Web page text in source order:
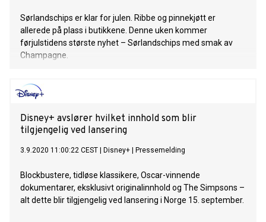
Sørlandschips er klar for julen. Ribbe og pinnekjøtt er
allerede på plass i butikkene. Denne uken kommer
førjulstidens største nyhet – Sørlandschips med smak av
Champagne.
Disney+ avslører hvilket innhold som blir
tilgjengelig ved lansering
3.9.2020 11:00:22 CEST Disney+ Pressemelding
Blockbustere, tidløse klassikere, Oscar-vinnende
dokumentarer, eksklusivt originalinnhold og The Simpsons –
alt dette blir tilgjengelig ved lansering i Norge 15. september.